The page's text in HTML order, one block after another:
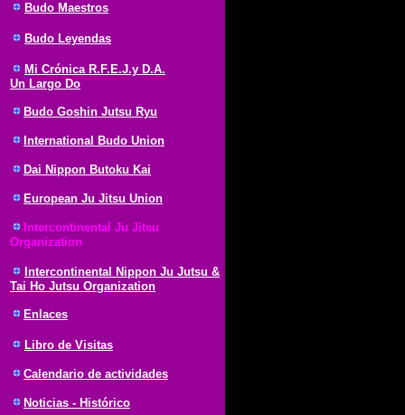
Budo Maestros
Budo Leyendas
Mi Crónica R.F.E.J.y D.A.
Un Largo Do
Budo Goshin Jutsu Ryu
International Budo Union
Dai Nippon Butoku Kai
European Ju Jitsu Union
Intercontinental Ju Jitsu
Organization
Intercontinental Nippon Ju Jutsu &
Tai Ho Jutsu Organization
Enlaces
Libro de Visitas
Calendario de actividades
Noticias - Histórico